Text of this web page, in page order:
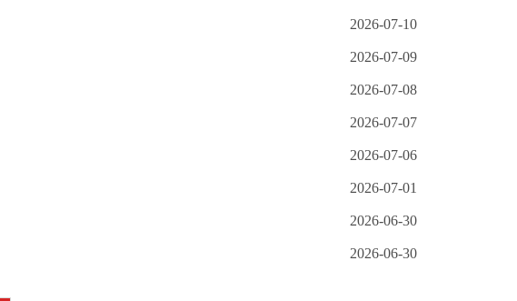
2026-07-10
2026-07-09
2026-07-08
2026-07-07
2026-07-06
2026-07-01
2026-06-30
2026-06-30